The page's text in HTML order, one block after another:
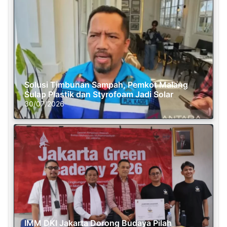
Solusi Timbunan Sampah, Pemkot Malang
Sulap Plastik dan Styrofoam Jadi Solar
30/07/2026
IMM DKI Jakarta Dorong Budaya Pilah